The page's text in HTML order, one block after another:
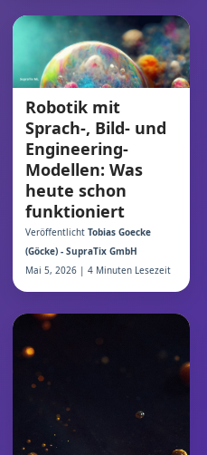
Robotik mit
Sprach-, Bild- und
Engineering-
Modellen: Was
heute schon
funktioniert
Veröffentlicht Tobias Goecke
(Göcke) - SupraTix GmbH
Mai 5, 2026 | 4 Minuten Lesezeit